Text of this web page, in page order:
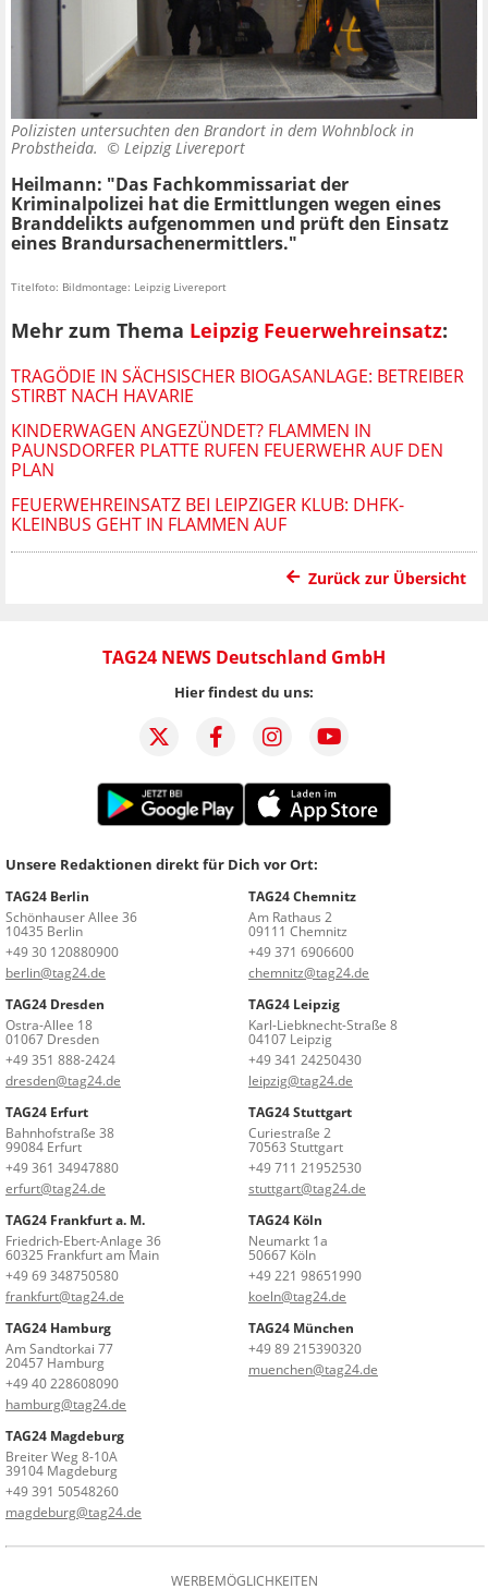
Polizisten untersuchten den Brandort in dem Wohnblock in
Probstheida. © Leipzig Livereport
Heilmann: "Das Fachkommissariat der
Kriminalpolizei hat die Ermittlungen wegen eines
Branddelikts aufgenommen und prüft den Einsatz
eines Brandursachenermittlers."
Titelfoto: Bildmontage: Leipzig Livereport
Mehr zum Thema Leipzig Feuerwehreinsatz:
TRAGÖDIE IN SÄCHSISCHER BIOGASANLAGE: BETREIBER
STIRBT NACH HAVARIE
KINDERWAGEN ANGEZÜNDET? FLAMMEN IN
PAUNSDORFER PLATTE RUFEN FEUERWEHR AUF DEN
PLAN
FEUERWEHREINSATZ BEI LEIPZIGER KLUB: DHFK-
KLEINBUS GEHT IN FLAMMEN AUF
Zurück zur Übersicht
TAG24 NEWS Deutschland GmbH
Hier findest du uns:
Unsere Redaktionen direkt für Dich vor Ort:
TAG24 Berlin
Schönhauser Allee 36
10435 Berlin
+49 30 120880900
berlin@tag24.de
TAG24 Chemnitz
Am Rathaus 2
09111 Chemnitz
+49 371 6906600
chemnitz@tag24.de
TAG24 Dresden
Ostra-Allee 18
01067 Dresden
+49 351 888-2424
dresden@tag24.de
TAG24 Leipzig
Karl-Liebknecht-Straße 8
04107 Leipzig
+49 341 24250430
leipzig@tag24.de
TAG24 Erfurt
Bahnhofstraße 38
99084 Erfurt
+49 361 34947880
erfurt@tag24.de
TAG24 Stuttgart
Curiestraße 2
70563 Stuttgart
+49 711 21952530
stuttgart@tag24.de
TAG24 Frankfurt a. M.
Friedrich-Ebert-Anlage 36
60325 Frankfurt am Main
+49 69 348750580
frankfurt@tag24.de
TAG24 Köln
Neumarkt 1a
50667 Köln
+49 221 98651990
koeln@tag24.de
TAG24 Hamburg
Am Sandtorkai 77
20457 Hamburg
+49 40 228608090
hamburg@tag24.de
TAG24 München
+49 89 215390320
muenchen@tag24.de
TAG24 Magdeburg
Breiter Weg 8-10A
39104 Magdeburg
+49 391 50548260
magdeburg@tag24.de
WERBEMÖGLICHKEITEN